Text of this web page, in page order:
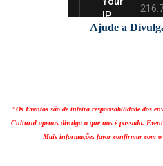
Ajude a
"Os Eventos são de inteira responsabilidade dos
Cultural apenas divulga o que nos é passado.
Mais informações favor confirmar com